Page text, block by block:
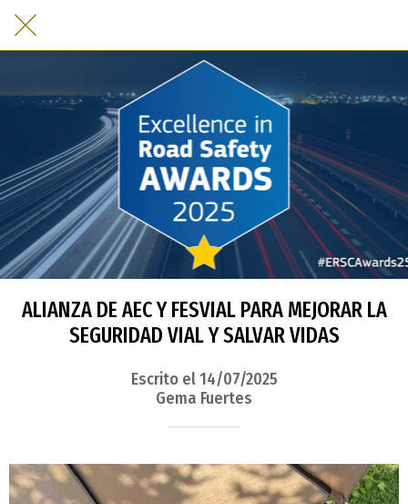
ALIANZA DE AEC Y FESVIAL PARA MEJORAR LA
SEGURIDAD VIAL Y SALVAR VIDAS
Escrito el 14/07/2025
Gema Fuertes